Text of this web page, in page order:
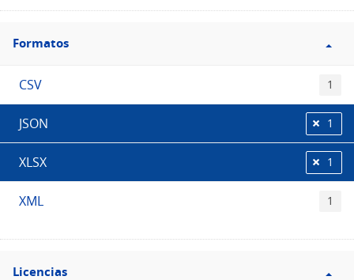
Filtro
Formatos
Formatos
CSV 1
JSON 1
XLSX 1
XML 1
Filtro
Licencias